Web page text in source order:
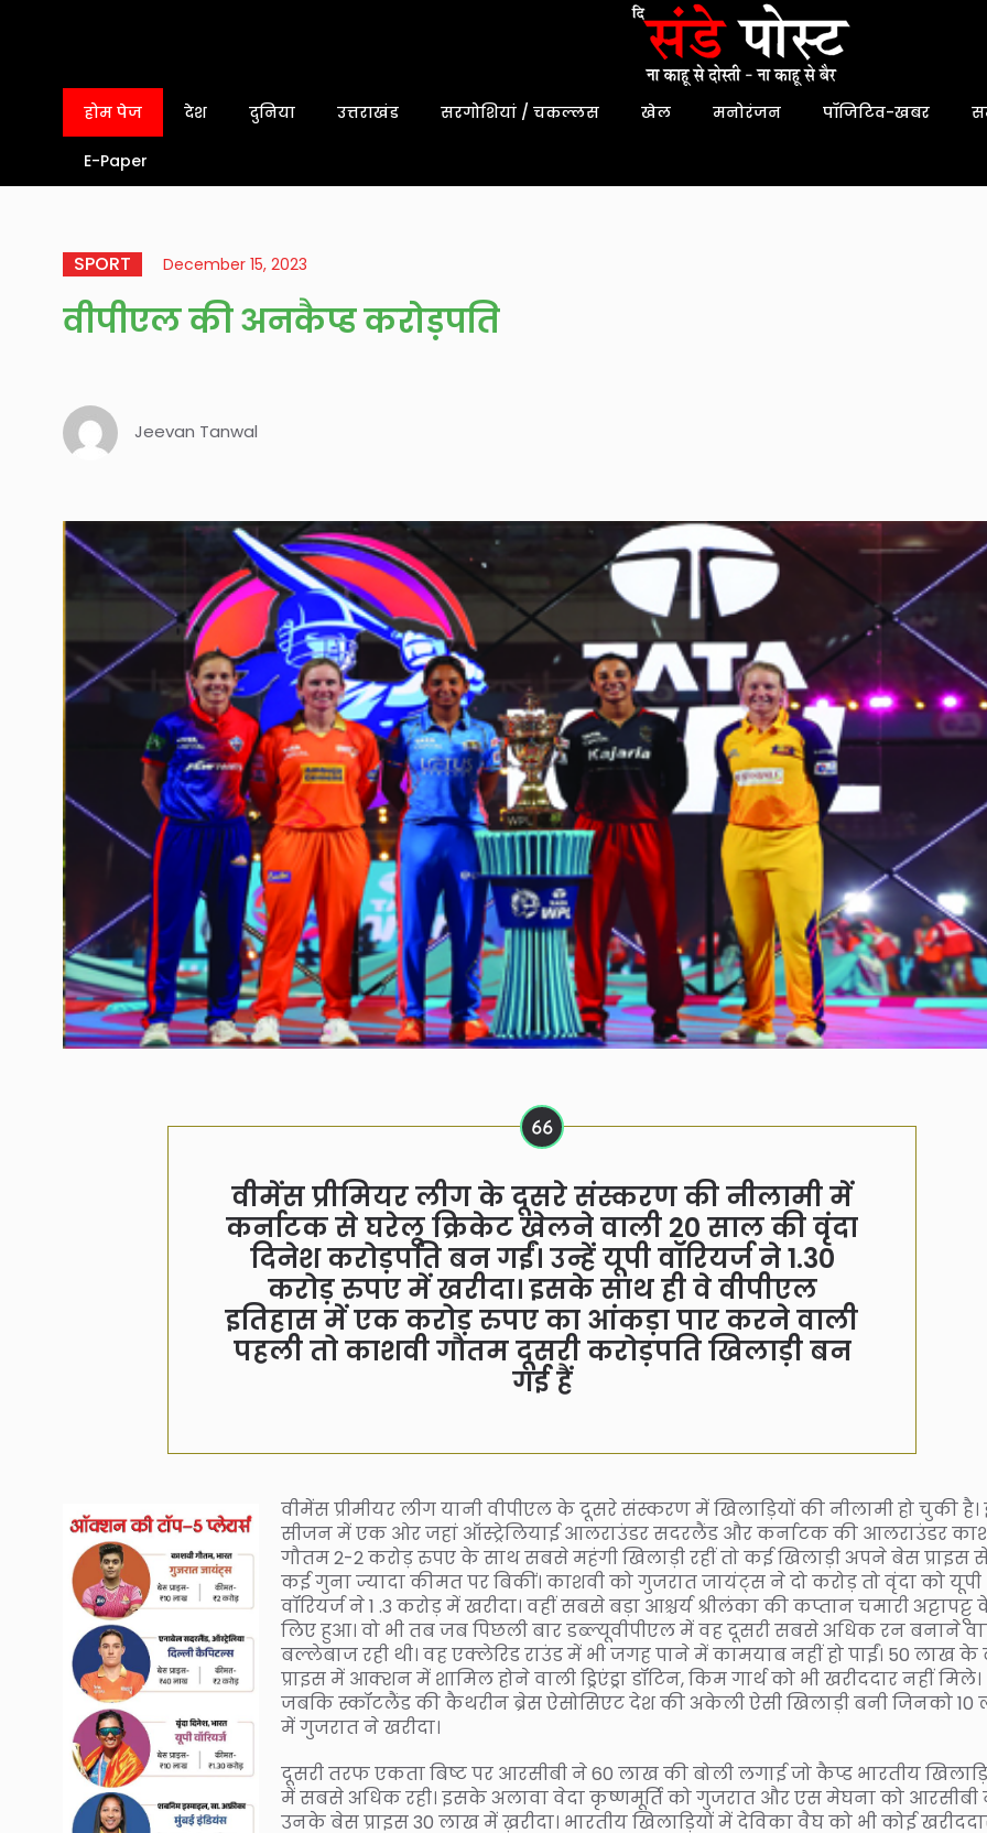
होम पेज देश दुनिया उत्तराखंड सरगोशियां / चकल्लस खेल मनोरंजन पॉजिटिव-खबर
E-Paper
SPORT December 15, 2023
वीपीएल की अनकैप्ड करोड़पति
Jeevan Tanwal
वीमेंस प्रीमियर लीग के दूसरे संस्करण की नीलामी में
कर्नाटक से घरेलू क्रिकेट खेलने वाली 20 साल की वृंदा
दिनेश करोड़पति बन गईं। उन्हें यूपी वॉरियर्ज ने 1.30
करोड़ रुपए में खरीदा। इसके साथ ही वे वीपीएल
इतिहास में एक करोड़ रुपए का आंकड़ा पार करने वाली
पहली तो काशवी गौतम दूसरी करोड़पति खिलाड़ी बन
गई हैं
वीमेंस प्रीमीयर लीग यानी वीपीएल के दूसरे संस्करण में खिलाड़ियों की नीलामी हो चुकी
सीजन में एक ओर जहां ऑस्ट्रेलियाई आलराउंडर सदरलैंड और कर्नाटक की आलराउंडर
गौतम 2-2 करोड़ रुपए के साथ सबसे महंगी खिलाड़ी रहीं तो कई खिलाड़ी अपने बेस प्राइस
कई गुना ज्यादा कीमत पर बिकीं। काशवी को गुजरात जायंट्स ने दो करोड़ तो वृंदा को यूपी
वॉरियर्ज ने 1 .3 करोड़ में खरीदा। वहीं सबसे बड़ा आश्चर्य श्रीलंका की कप्तान चमारी अट्टापट्टू
लिए हुआ। वो भी तब जब पिछली बार डब्ल्यूवीपीएल में वह दूसरी सबसे अधिक रन बनाने
बल्लेबाज रही थी। वह एक्लेरिड राउंड में भी जगह पाने में कामयाब नहीं हो पाईं। 50 लाख
प्राइस में आक्शन में शामिल होने वाली ड्रिएंड्रा डॉटिन, किम गार्थ को भी खरीददार नहीं मिले।
जबकि स्कॉटलैंड की कैथरीन ब्रेस ऐसोसिएट देश की अकेली ऐसी खिलाड़ी बनी जिनको 10
में गुजरात ने खरीदा।
दूसरी तरफ एकता बिष्ट पर आरसीबी ने 60 लाख की बोली लगाई जो कैप्ड भारतीय
में सबसे अधिक रही। इसके अलावा वेदा कृष्णमूर्ति को गुजरात और एस मेघना को आरसीबी
उनके बेस प्राइस 30 लाख में ख़रीदा। भारतीय खिलाड़ियों में देविका वैघ को भी कोई